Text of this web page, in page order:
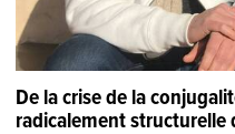
De la crise de la
radicalement structurelle